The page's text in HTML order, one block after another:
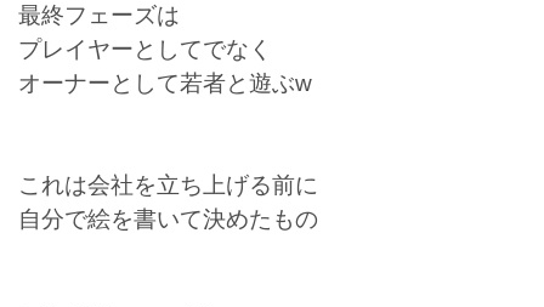
最終フェーズは
プレイヤーとしてでなく
オーナーとして若者と遊ぶw
これは会社を立ち上げる前に
自分で絵を書いて決めたもの